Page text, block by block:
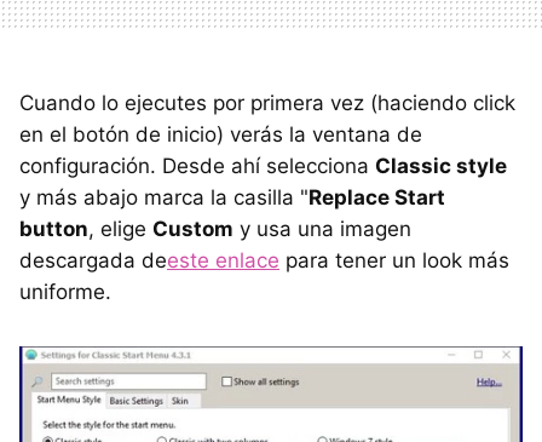
Cuando lo ejecutes por primera vez (haciendo click
en el botón de inicio) verás la ventana de
configuración. Desde ahí selecciona Classic style
y más abajo marca la casilla "Replace Start
button, elige Custom y usa una imagen
descargada deeste enlace para tener un look más
uniforme.